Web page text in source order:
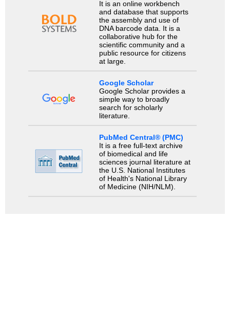
It is an online workbench
and database that supports
the assembly and use of
DNA barcode data. It is a
collaborative hub for the
scientific community and a
public resource for citizens
at large.
Google Scholar
Google Scholar provides a
simple way to broadly
search for scholarly
literature.
PubMed Central® (PMC)
It is a free full-text archive
of biomedical and life
sciences journal literature at
the U.S. National Institutes
of Health's National Library
of Medicine (NIH/NLM).